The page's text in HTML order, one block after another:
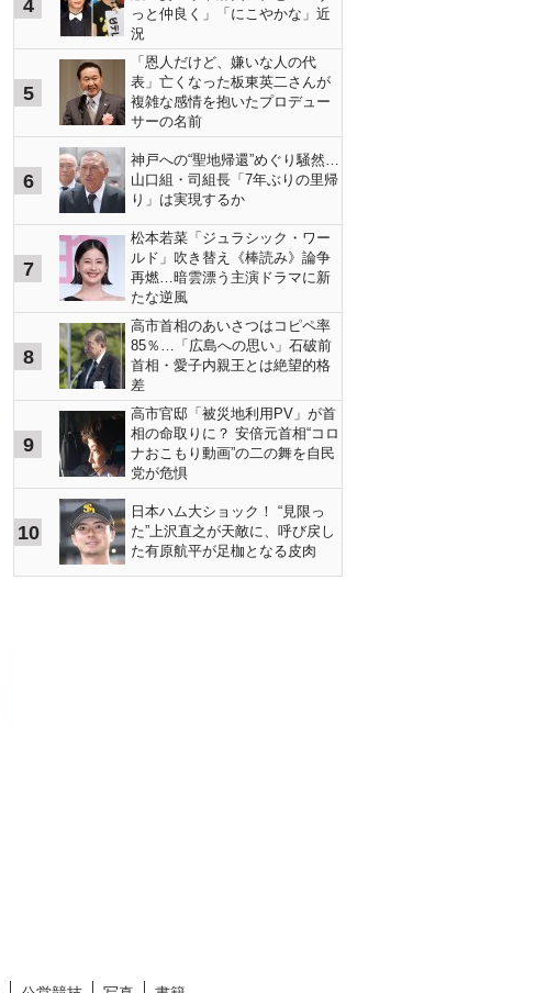
4
っと仲良く」「にこやかな」近
況
5
「恩人だけど、嫌いな人の代
表」亡くなった板東英二さんが
複雑な感情を抱いたプロデュー
サーの名前
6
神戸への“聖地帰還”めぐり騒然…
山口組・司組長「7年ぶりの里帰
り」は実現するか
7
松本若菜「ジュラシック・ワー
ルド」吹き替え《棒読み》論争
再燃…暗雲漂う主演ドラマに新
たな逆風
8
高市首相のあいさつはコピペ率
85％…「広島への思い」石破前
首相・愛子内親王とは絶望的格
差
9
高市官邸「被災地利用PV」が首
相の命取りに？ 安倍元首相“コロ
ナおこもり動画”の二の舞を自民
党が危惧
10
日本ハム大ショック！ “見限っ
た”上沢直之が天敵に、呼び戻し
た有原航平が足枷となる皮肉